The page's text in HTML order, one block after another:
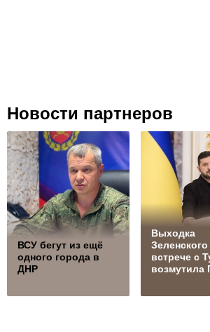
Новости партнеров
ВСУ бегут из ещё
одного города в
ДНР
Выходка
Зеленского
встрече с
возмутила